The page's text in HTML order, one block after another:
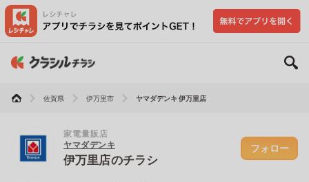
佐賀県 伊万里市 ヤマダデンキ 伊万里店
家電量販店
ヤマダデンキ
伊万里店のチラシ
フォロー